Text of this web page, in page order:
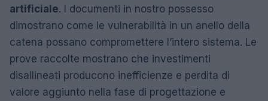
artificiale. I documenti in nostro possesso
dimostrano come le vulnerabilità in un anello della
catena possano compromettere l’intero sistema. Le
prove raccolte mostrano che investimenti
disallineati producono inefficienze e perdita di
valore aggiunto nella fase di progettazione e